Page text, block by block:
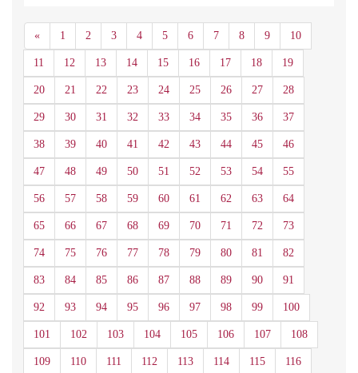
«Anterior
1 2 3 4 5 6 7 8 9 10
11 12 13 14 15 16 17 18 19
20 21 22 23 24 25 26 27 28
29 30 31 32 33 34 35 36 37
38 39 40 41 42 43 44 45 46
47 48 49 50 51 52 53 54 55
56 57 58 59 60 61 62 63 64
65 66 67 68 69 70 71 72 73
74 75 76 77 78 79 80 81 82
83 84 85 86 87 88 89 90 91
92 93 94 95 96 97 98 99 100
101 102 103 104 105 106 107 108
109 110 111 112 113 114 115 116